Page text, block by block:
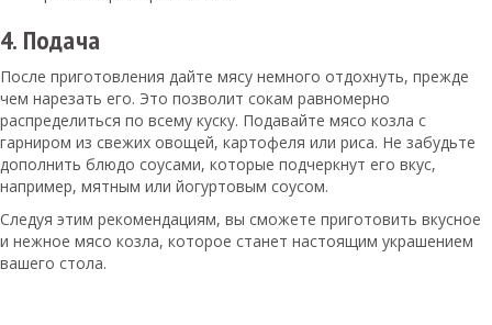
4. Подача
После приготовления дайте мясу немного отдохнуть, прежде
чем нарезать его. Это позволит сокам равномерно
распределиться по всему куску. Подавайте мясо козла с
гарниром из свежих овощей, картофеля или риса. Не забудьте
дополнить блюдо соусами, которые подчеркнут его вкус,
например, мятным или йогуртовым соусом.
Следуя этим рекомендациям, вы сможете приготовить вкусное
и нежное мясо козла, которое станет настоящим украшением
вашего стола.